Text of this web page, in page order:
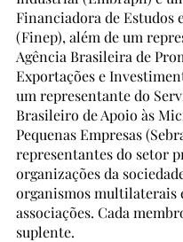
Financiadora de Estudos
(Finep), além de um
Agência Brasileira de
Exportações e
um representante do
Brasileiro de Apoio às
Pequenas Empresas
representantes do setor
organizações da
organismos multilaterais
associações. Cada
suplente.